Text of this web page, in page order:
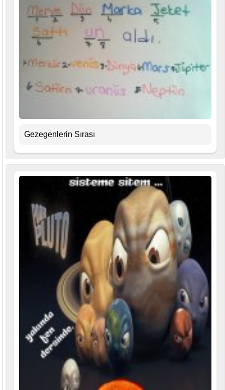
Gezegenlerin Sırası